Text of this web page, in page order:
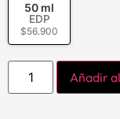
50 ml
EDP
$56.900
Añadir